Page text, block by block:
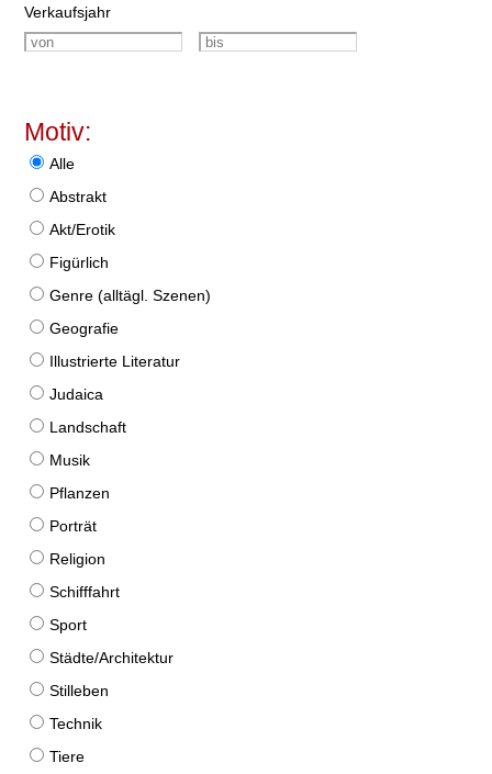
Verkaufsjahr
Motiv:
Alle
Abstrakt
Akt/Erotik
Figürlich
Genre (alltägl. Szenen)
Geografie
Illustrierte Literatur
Judaica
Landschaft
Musik
Pflanzen
Porträt
Religion
Schifffahrt
Sport
Städte/Architektur
Stilleben
Technik
Tiere